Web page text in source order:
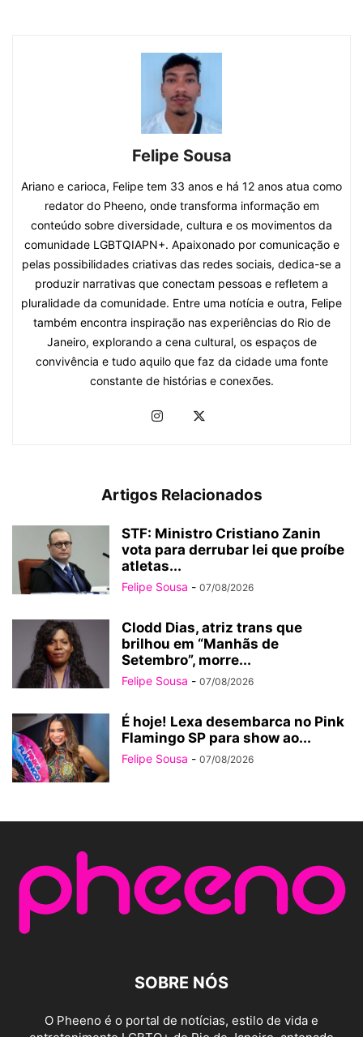
Felipe Sousa
Ariano e carioca, Felipe tem 33 anos e há 12 anos atua como
redator do Pheeno, onde transforma informação em
conteúdo sobre diversidade, cultura e os movimentos da
comunidade LGBTQIAPN+. Apaixonado por comunicação e
pelas possibilidades criativas das redes sociais, dedica-se a
produzir narrativas que conectam pessoas e refletem a
pluralidade da comunidade. Entre uma notícia e outra, Felipe
também encontra inspiração nas experiências do Rio de
Janeiro, explorando a cena cultural, os espaços de
convivência e tudo aquilo que faz da cidade uma fonte
constante de histórias e conexões.
Artigos Relacionados
STF: Ministro Cristiano Zanin
vota para derrubar lei que proíbe
atletas...
Felipe Sousa - 07/08/2026
Clodd Dias, atriz trans que
brilhou em “Manhãs de
Setembro”, morre...
Felipe Sousa - 07/08/2026
É hoje! Lexa desembarca no Pink
Flamingo SP para show ao...
Felipe Sousa - 07/08/2026
SOBRE NÓS
O Pheeno é o portal de notícias, estilo de vida e